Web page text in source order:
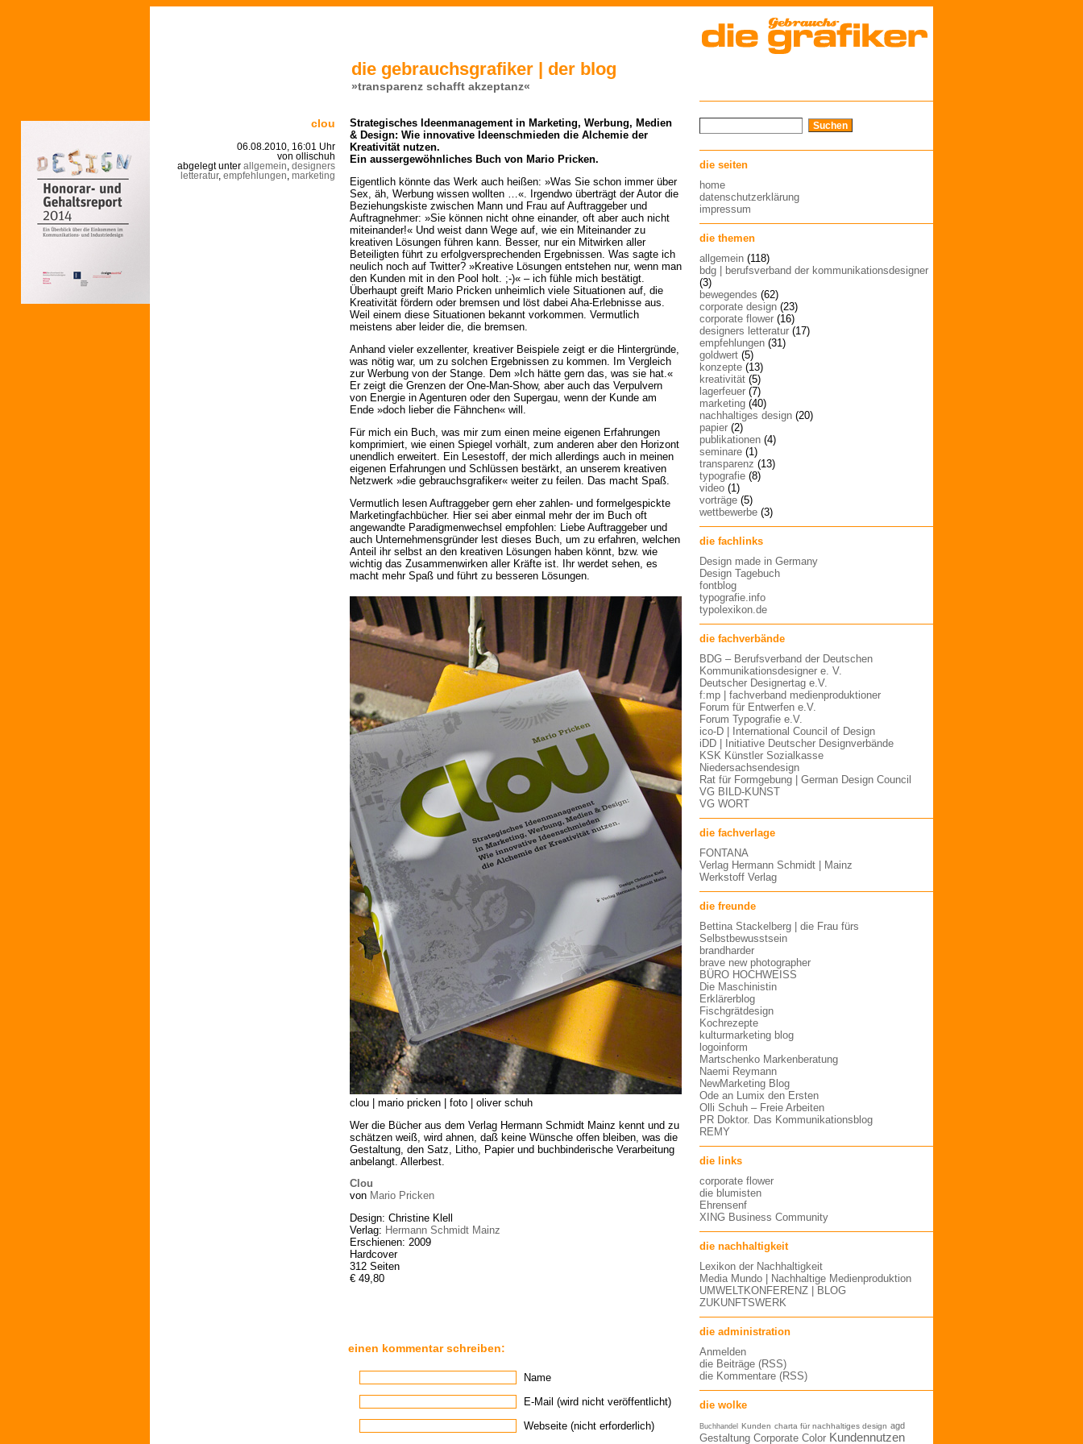
die gebrauchsgrafiker | der blog
»transparenz schafft akzeptanz«
clou
06.08.2010, 16:01 Uhr
von ollischuh
abgelegt unter allgemein designers
letteratur, empfehlungen marketing
Strategisches Ideenmanagement in Marketing, Werbung, Medien
& Design: Wie innovative Ideenschmieden die Alchemie der
Kreativität nutzen.
Ein aussergewöhnliches Buch von Mario Pricken.
Eigentlich könnte das Werk auch heißen: »Was Sie schon immer über
Sex, äh, Werbung wissen wollten …«. Irgendwo überträgt der Autor die
Beziehungskiste zwischen Mann und Frau auf Auftraggeber und
Auftragnehmer: »Sie können nicht ohne einander, oft aber auch nicht
miteinander!« Und weist dann Wege auf, wie ein Miteinander zu
kreativen Lösungen führen kann. Besser, nur ein Mitwirken aller
Beteiligten führt zu erfolgversprechenden Ergebnissen. Was sagte ich
neulich noch auf Twitter? »Kreative Lösungen entstehen nur, wenn man
den Kunden mit in den Pool holt. ;-)« – ich fühle mich bestätigt.
Überhaupt greift Mario Pricken unheimlich viele Situationen auf, die
Kreativität fördern oder bremsen und löst dabei Aha-Erlebnisse aus.
Weil einem diese Situationen bekannt vorkommen. Vermutlich
meistens aber leider die, die bremsen.
Anhand vieler exzellenter, kreativer Beispiele zeigt er die Hintergründe,
was nötig war, um zu solchen Ergebnissen zu kommen. Im Vergleich
zur Werbung von der Stange. Dem »Ich hätte gern das, was sie hat.«
Er zeigt die Grenzen der One-Man-Show, aber auch das Verpulvern
von Energie in Agenturen oder den Supergau, wenn der Kunde am
Ende »doch lieber die Fähnchen« will.
Für mich ein Buch, was mir zum einen meine eigenen Erfahrungen
komprimiert, wie einen Spiegel vorhält, zum anderen aber den Horizont
unendlich erweitert. Ein Lesestoff, der mich allerdings auch in meinen
eigenen Erfahrungen und Schlüssen bestärkt, an unserem kreativen
Netzwerk »die gebrauchsgrafiker« weiter zu feilen. Das macht Spaß.
Vermutlich lesen Auftraggeber gern eher zahlen- und formelgespickte
Marketingfachbücher. Hier sei aber einmal mehr der im Buch oft
angewandte Paradigmenwechsel empfohlen: Liebe Auftraggeber und
auch Unternehmensgründer lest dieses Buch, um zu erfahren, welchen
Anteil ihr selbst an den kreativen Lösungen haben könnt, bzw. wie
wichtig das Zusammenwirken aller Kräfte ist. Ihr werdet sehen, es
macht mehr Spaß und führt zu besseren Lösungen.
clou | mario pricken | foto | oliver schuh
Wer die Bücher aus dem Verlag Hermann Schmidt Mainz kennt und zu
schätzen weiß, wird ahnen, daß keine Wünsche offen bleiben, was die
Gestaltung, den Satz, Litho, Papier und buchbinderische Verarbeitung
anbelangt. Allerbest.
Clou
von Mario Pricken
Design: Christine Klell
Verlag: Hermann Schmidt Mainz
Erschienen: 2009
Hardcover
312 Seiten
€ 49,80
einen kommentar schreiben:
Name
E-Mail (wird nicht veröffentlicht)
Webseite (nicht erforderlich)
die seiten
home
datenschutzerklärung
impressum
die themen
allgemein (118)
bdg | berufsverband der kommunikationsdesigner
(3)
bewegendes (62)
corporate design (23)
corporate flower (16)
designers letteratur (17)
empfehlungen (31)
goldwert (5)
konzepte (13)
kreativität (5)
lagerfeuer (7)
marketing (40)
nachhaltiges design (20)
papier (2)
publikationen (4)
seminare (1)
transparenz (13)
typografie (8)
video (1)
vorträge (5)
wettbewerbe (3)
die fachlinks
Design made in Germany
Design Tagebuch
fontblog
typografie.info
typolexikon.de
die fachverbände
BDG – Berufsverband der Deutschen
Kommunikationsdesigner e. V.
Deutscher Designertag e.V.
f:mp | fachverband medienproduktioner
Forum für Entwerfen e.V.
Forum Typografie e.V.
ico-D | International Council of Design
iDD | Initiative Deutscher Designverbände
KSK Künstler Sozialkasse
Niedersachsendesign
Rat für Formgebung | German Design Council
VG BILD-KUNST
VG WORT
die fachverlage
FONTANA
Verlag Hermann Schmidt | Mainz
Werkstoff Verlag
die freunde
Bettina Stackelberg | die Frau fürs
Selbstbewusstsein
brandharder
brave new photographer
BÜRO HOCHWEISS
Die Maschinistin
Erklärerblog
Fischgrätdesign
Kochrezepte
kulturmarketing blog
logoinform
Martschenko Markenberatung
Naemi Reymann
NewMarketing Blog
Ode an Lumix den Ersten
Olli Schuh – Freie Arbeiten
PR Doktor. Das Kommunikationsblog
REMY
die links
corporate flower
die blumisten
Ehrensenf
XING Business Community
die nachhaltigkeit
Lexikon der Nachhaltigkeit
Media Mundo | Nachhaltige Medienproduktion
UMWELTKONFERENZ | BLOG
ZUKUNFTSWERK
die administration
Anmelden
die Beiträge (RSS)
die Kommentare (RSS)
die wolke
Buchhandel Kunden charta für nachhaltiges design agd
Gestaltung Corporate Color Kundennutzen